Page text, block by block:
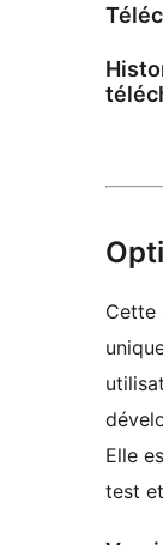
Cette
Elle
test